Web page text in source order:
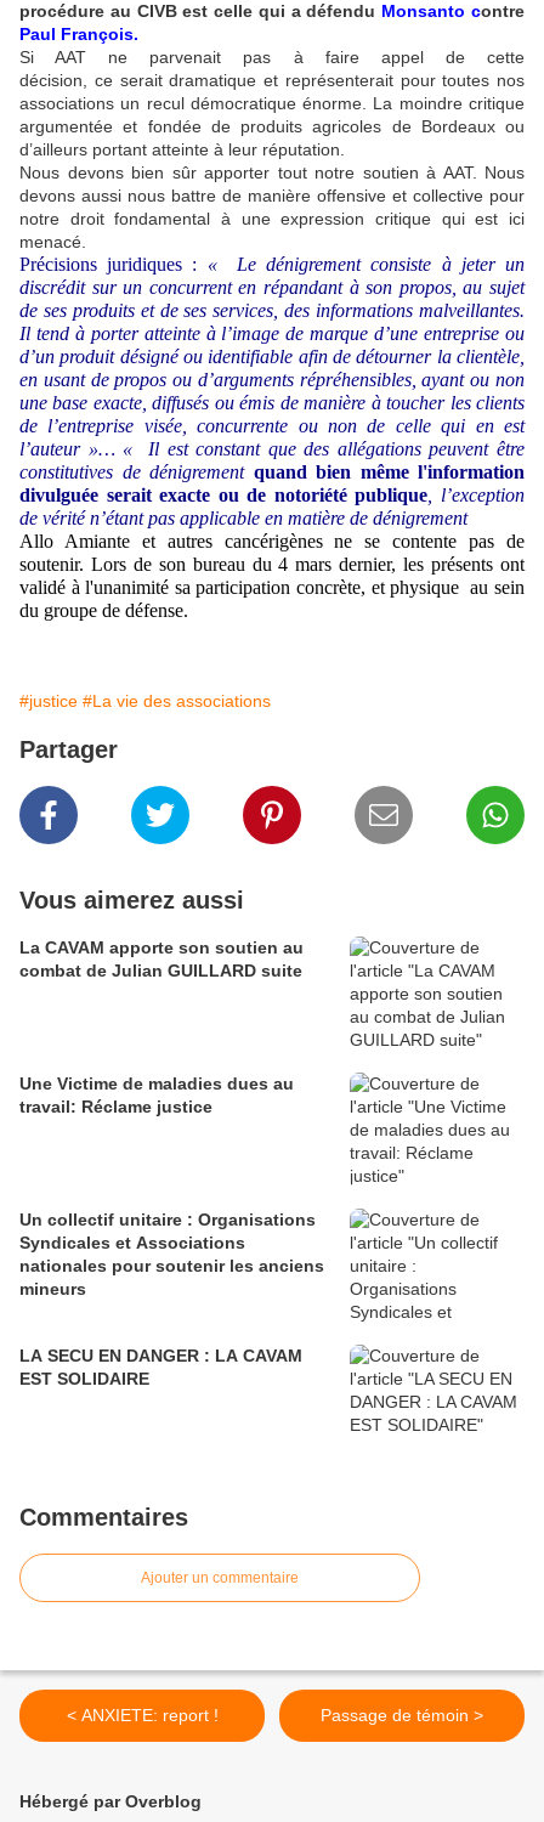
procédure au CIVB est celle qui a défendu Monsanto contre
Paul François.
Si AAT ne parvenait pas à faire appel de cette
décision, ce serait dramatique et représenterait pour toutes nos
associations un recul démocratique énorme. La moindre critique
argumentée et fondée de produits agricoles de Bordeaux ou
d’ailleurs portant atteinte à leur réputation.
Nous devons bien sûr apporter tout notre soutien à AAT. Nous
devons aussi nous battre de manière offensive et collective pour
notre droit fondamental à une expression critique qui est ici
menacé.
Précisions juridiques : « Le dénigrement consiste à jeter un
discrédit sur un concurrent en répandant à son propos, au sujet
de ses produits et de ses services, des informations malveillantes.
Il tend à porter atteinte à l’image de marque d’une entreprise ou
d’un produit désigné ou identifiable afin de détourner la clientèle,
en usant de propos ou d’arguments répréhensibles, ayant ou non
une base exacte, diffusés ou émis de manière à toucher les clients
de l’entreprise visée, concurrente ou non de celle qui en est
l’auteur »… « Il est constant que des allégations peuvent être
constitutives de dénigrementquand bien même l'information
divulguée serait exacte ou de notoriété publique , l’exception
de vérité n’étant pas applicable en matière de dénigrement
Allo Amiante et autres cancérigènes ne se contente pas de
soutenir. Lors de son bureau du 4 mars dernier, les présents ont
validé à l'unanimité sa participation concrète, et physique au sein
du groupe de défense.
#justice #La vie des associations
Partager
Vous aimerez aussi
La CAVAM apporte son soutien au
combat de Julian GUILLARD suite
Une Victime de maladies dues au
travail: Réclame justice
Un collectif unitaire : Organisations
Syndicales et Associations
nationales pour soutenir les anciens
mineurs
LA SECU EN DANGER : LA CAVAM
EST SOLIDAIRE
Commentaires
Ajouter un commentaire
< ANXIETE: report ! Passage de témoin >
Hébergé par Overblog